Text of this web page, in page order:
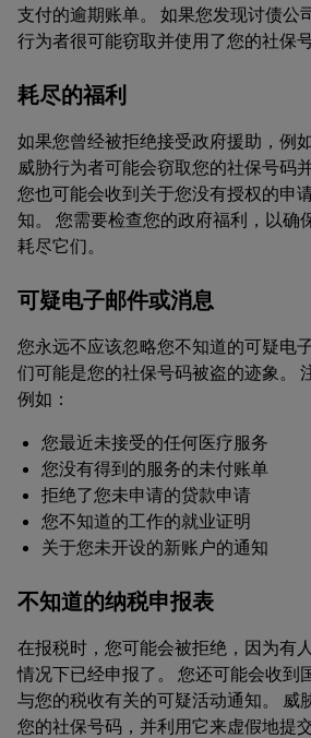
支付的逾期账单。 如果您发现讨债公
行为者很可能窃取并使用了您的社保号
耗尽的福利
如果您曾经被拒绝接受政府援助，例
威胁行为者可能会窃取您的社保号码
您也可能会收到关于您没有授权的申
知。 您需要检查您的政府福利，以确
耗尽它们。
可疑电子邮件或消息
您永远不应该忽略您不知道的可疑电
们可能是您的社保号码被盗的迹象。
例如：
您最近未接受的任何医疗服务
您没有得到的服务的未付账单
拒绝了您未申请的贷款申请
您不知道的工作的就业证明
关于您未开设的新账户的通知
不知道的纳税申报表
在报税时，您可能会被拒绝，因为有
情况下已经申报了。 您还可能会收到
与您的税收有关的可疑活动通知。 威
您的社保号码，并利用它来虚假地提